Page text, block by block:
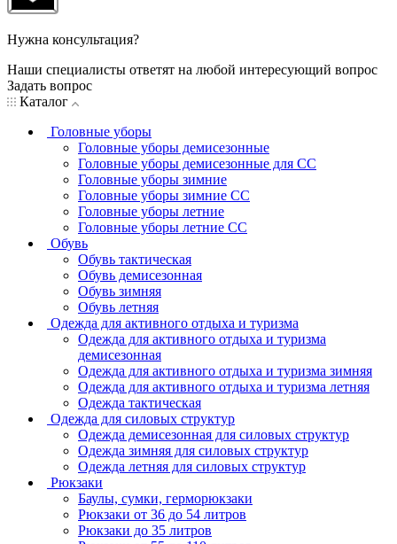
Нужна консультация?
Наши специалисты ответят на любой интересующий вопрос
Задать вопрос
Каталог
Головные уборы
Головные уборы демисезонные
Головные уборы демисезонные для СС
Головные уборы зимние
Головные уборы зимние СС
Головные уборы летние
Головные уборы летние СС
Обувь
Обувь тактическая
Обувь демисезонная
Обувь зимняя
Обувь летняя
Одежда для активного отдыха и туризма
Одежда для активного отдыха и туризма
демисезонная
Одежда для активного отдыха и туризма зимняя
Одежда для активного отдыха и туризма летняя
Одежда тактическая
Одежда для силовых структур
Одежда демисезонная для силовых структур
Одежда зимняя для силовых структур
Одежда летняя для силовых структур
Рюкзаки
Баулы, сумки, герморюкзаки
Рюкзаки от 36 до 54 литров
Рюкзаки до 35 литров